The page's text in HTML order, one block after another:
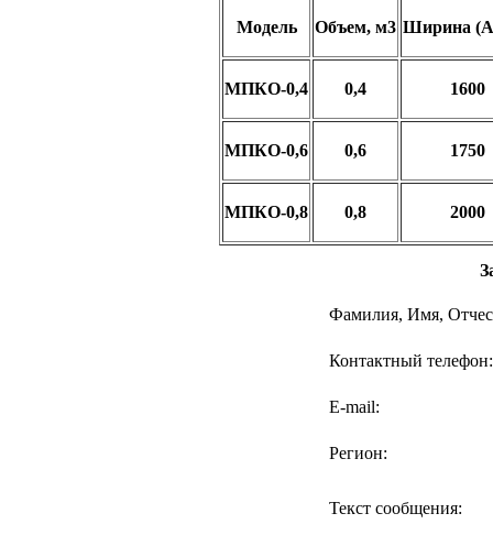
Модель Объем, м3 Ширина
МПКО-0,4 0,4 1600
МПКО-0,6 0,6 1750
МПКО-0,8 0,8 2000
Фамилия, Имя,
Контактный телефон:
E-mail:
Регион:
Текст сообщения: